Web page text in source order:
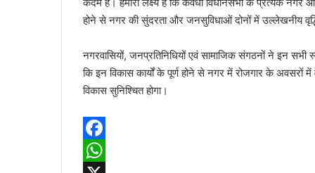
होने से नगर की सुंदरता और जनसुविधाओं दोनों में उल्लेखनीय
नगरवासियों, जनप्रतिनिधियों एवं सामाजिक संगठनों ने इन
कि इन विकास कार्यों के पूर्ण होने से नगर में रोजगार के अवसरों में
विकास सुनिश्चित होगा।
F